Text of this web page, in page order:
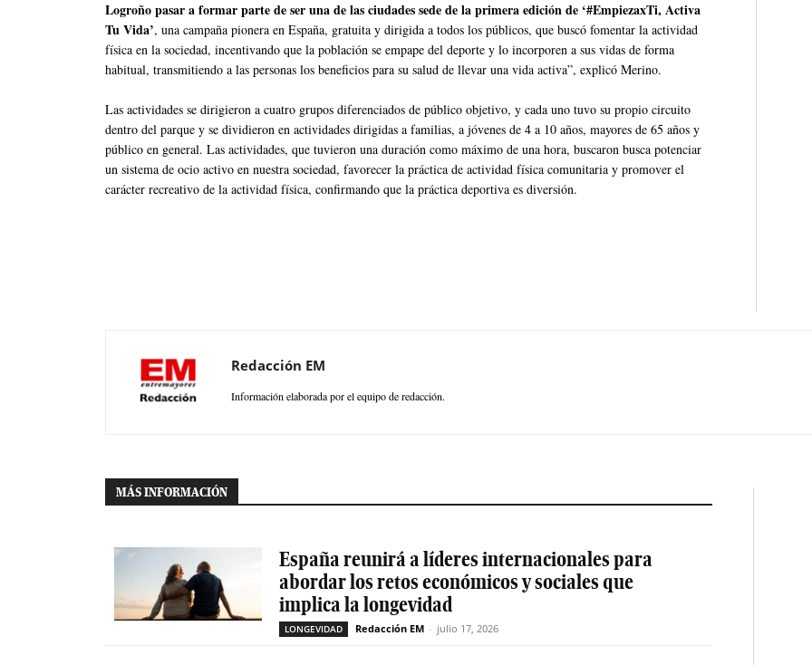
Logroño pasar a formar parte de ser una de las ciudades sede de la primera edición de ‘#EmpiezaxTi, Activa
Tu Vida’, una campaña pionera en España, gratuita y dirigida a todos los públicos, que buscó fomentar la actividad
física en la sociedad, incentivando que la población se empape del deporte y lo incorporen a sus vidas de forma
habitual, transmitiendo a las personas los beneficios para su salud de llevar una vida activa”, explicó Merino.
Las actividades se dirigieron a cuatro grupos diferenciados de público objetivo, y cada uno tuvo su propio circuito
dentro del parque y se dividieron en actividades dirigidas a familias, a jóvenes de 4 a 10 años, mayores de 65 años y
público en general. Las actividades, que tuvieron una duración como máximo de una hora, buscaron busca potenciar
un sistema de ocio activo en nuestra sociedad, favorecer la práctica de actividad física comunitaria y promover el
carácter recreativo de la actividad física, confirmando que la práctica deportiva es diversión.
Redacción EM
Información elaborada por el equipo de redacción.
MÁS INFORMACIÓN
España reunirá a líderes internacionales para
abordar los retos económicos y sociales que
implica la longevidad
LONGEVIDAD Redacción EM - julio 17, 2026